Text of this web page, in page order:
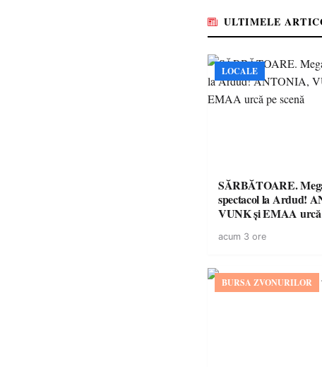
ULTIMELE
LOCALE
SĂRBĂTOARE.
spectacol la Ardud!
VUNK și EMAA urcă
acum 3 ore
BURSA ZVONURILOR